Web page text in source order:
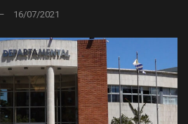
16/07/2021